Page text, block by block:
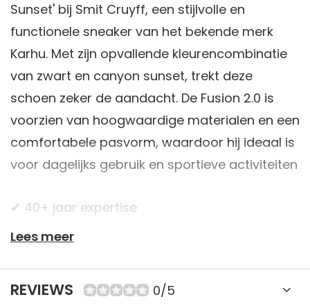
Sunset' bij Smit Cruyff, een stijlvolle en
functionele sneaker van het bekende merk
Karhu. Met zijn opvallende kleurencombinatie
van zwart en canyon sunset, trekt deze
schoen zeker de aandacht. De Fusion 2.0 is
voorzien van hoogwaardige materialen en een
comfortabele pasvorm, waardoor hij ideaal is
voor dagelijks gebruik en sportieve activiteiten
✔ 40+ jaar expertise
onze voorwaarden
Lees meer
REVIEWS 0/5